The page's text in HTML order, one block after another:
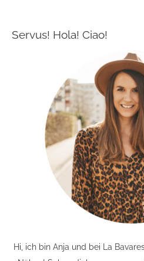
Servus! Hola! Ciao!
Hi, ich bin Anja und bei La